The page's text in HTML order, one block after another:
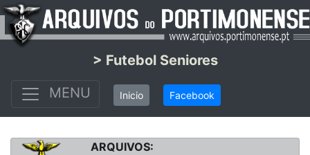
> Futebol Seniores
MENU
Inicio Facebook
ARQUIVOS: